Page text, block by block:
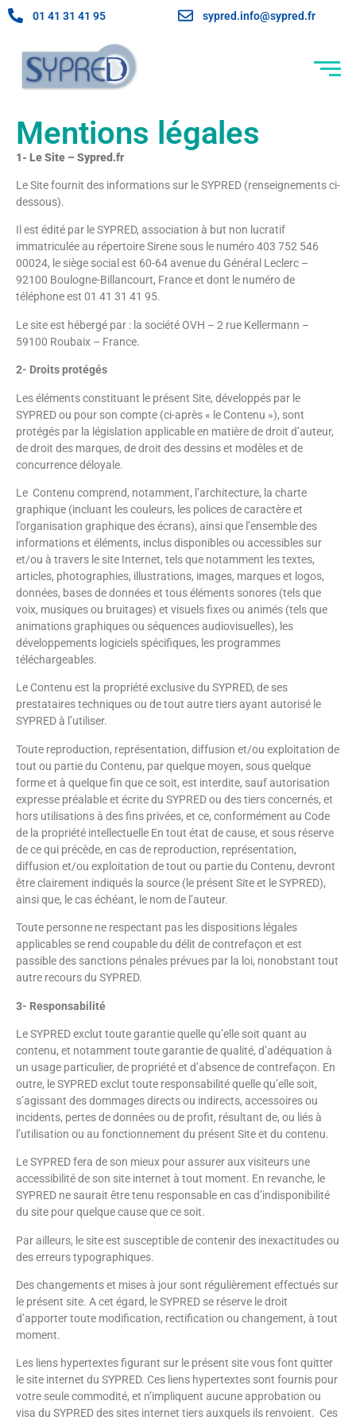
01 41 31 41 95 sypred.info@sypred.fr
Mentions légales
1- Le Site – Sypred.fr
Le Site fournit des informations sur le SYPRED (renseignements ci-
dessous).
Il est édité par le SYPRED, association à but non lucratif
immatriculée au répertoire Sirene sous le numéro 403 752 546
00024, le siège social est 60-64 avenue du Général Leclerc –
92100 Boulogne-Billancourt, France et dont le numéro de
téléphone est 01 41 31 41 95.
Le site est hébergé par : la société OVH – 2 rue Kellermann –
59100 Roubaix – France.
2- Droits protégés
Les éléments constituant le présent Site, développés par le
SYPRED ou pour son compte (ci-après « le Contenu »), sont
protégés par la législation applicable en matière de droit d’auteur,
de droit des marques, de droit des dessins et modèles et de
concurrence déloyale.
Le Contenu comprend, notamment, l’architecture, la charte
graphique (incluant les couleurs, les polices de caractère et
l’organisation graphique des écrans), ainsi que l’ensemble des
informations et éléments, inclus disponibles ou accessibles sur
et/ou à travers le site Internet, tels que notamment les textes,
articles, photographies, illustrations, images, marques et logos,
données, bases de données et tous éléments sonores (tels que
voix, musiques ou bruitages) et visuels fixes ou animés (tels que
animations graphiques ou séquences audiovisuelles), les
développements logiciels spécifiques, les programmes
téléchargeables.
Le Contenu est la propriété exclusive du SYPRED, de ses
prestataires techniques ou de tout autre tiers ayant autorisé le
SYPRED à l’utiliser.
Toute reproduction, représentation, diffusion et/ou exploitation de
tout ou partie du Contenu, par quelque moyen, sous quelque
forme et à quelque fin que ce soit, est interdite, sauf autorisation
expresse préalable et écrite du SYPRED ou des tiers concernés, et
hors utilisations à des fins privées, et ce, conformément au Code
de la propriété intellectuelle En tout état de cause, et sous réserve
de ce qui précède, en cas de reproduction, représentation,
diffusion et/ou exploitation de tout ou partie du Contenu, devront
être clairement indiqués la source (le présent Site et le SYPRED),
ainsi que, le cas échéant, le nom de l’auteur.
Toute personne ne respectant pas les dispositions légales
applicables se rend coupable du délit de contrefaçon et est
passible des sanctions pénales prévues par la loi, nonobstant tout
autre recours du SYPRED.
3- Responsabilité
Le SYPRED exclut toute garantie quelle qu’elle soit quant au
contenu, et notamment toute garantie de qualité, d’adéquation à
un usage particulier, de propriété et d’absence de contrefaçon. En
outre, le SYPRED exclut toute responsabilité quelle qu’elle soit,
s’agissant des dommages directs ou indirects, accessoires ou
incidents, pertes de données ou de profit, résultant de, ou liés à
l’utilisation ou au fonctionnement du présent Site et du contenu.
Le SYPRED fera de son mieux pour assurer aux visiteurs une
accessibilité de son site internet à tout moment. En revanche, le
SYPRED ne saurait être tenu responsable en cas d’indisponibilité
du site pour quelque cause que ce soit.
Par ailleurs, le site est susceptible de contenir des inexactitudes ou
des erreurs typographiques.
Des changements et mises à jour sont régulièrement effectués sur
le présent site. A cet égard, le SYPRED se réserve le droit
d’apporter toute modification, rectification ou changement, à tout
moment.
Les liens hypertextes figurant sur le présent site vous font quitter
le site internet du SYPRED. Ces liens hypertextes sont fournis pour
votre seule commodité, et n’impliquent aucune approbation ou
visa du SYPRED des sites internet tiers auxquels ils renvoient. Ces